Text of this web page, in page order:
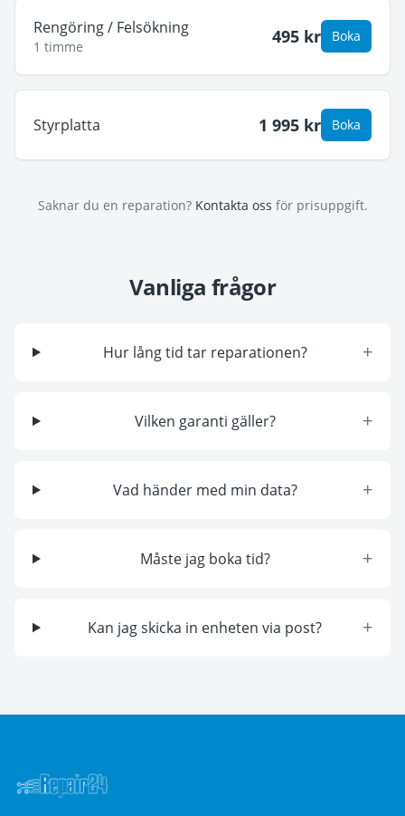
Rengöring / Felsökning
1 timme 495 kr Boka
Styrplatta 1 995 kr Boka
Saknar du en reparation? Kontakta oss för prisuppgift.
Vanliga frågor
Hur lång tid tar reparationen? +
Vilken garanti gäller? +
Vad händer med min data? +
Måste jag boka tid? +
Kan jag skicka in enheten via post? +